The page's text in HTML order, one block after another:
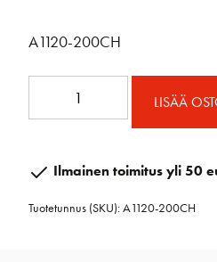
A1120-200CH
ovaali
403
LISÄÄ
Ilmainen toimitus yli 50
Tuotetunnus (SKU):A1120-200CH